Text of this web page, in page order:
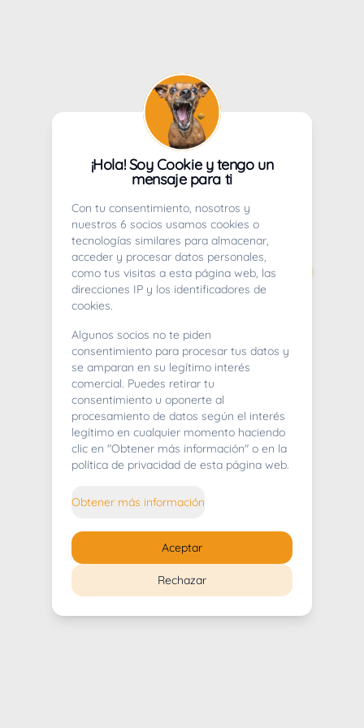
404
Whoops! Lo sentimos mucho.
¡Hola! Soy Cookie y tengo un
mensaje para ti
Con tu consentimiento, nosotros y
nuestros 6 socios usamos cookies o
tecnologías similares para almacenar,
acceder y procesar datos personales,
como tus visitas a esta página web, las
direcciones IP y los identificadores de
cookies.
Algunos socios no te piden
consentimiento para procesar tus datos y
se amparan en su legítimo interés
comercial. Puedes retirar tu
consentimiento u oponerte al
procesamiento de datos según el interés
legítimo en cualquier momento haciendo
clic en "Obtener más información" o en la
política de privacidad de esta página web.
Obtener más información
Rechazar
Aceptar